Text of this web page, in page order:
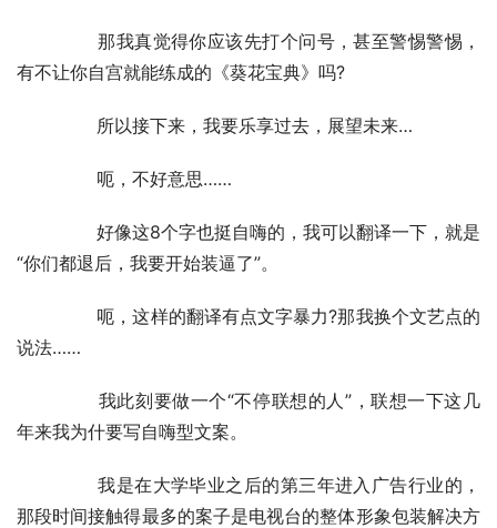
有不让你自宫就能练成的《葵花宝典》吗?
	　　所以接下来，我要乐享过去，展望未来…
	　　呃，不好意思……
“你们都退后，我要开始装逼了”。
说法……
年来我为什要写自嗨型文案。
那段时间接触得最多的案子是电视台的整体形象包装解决方